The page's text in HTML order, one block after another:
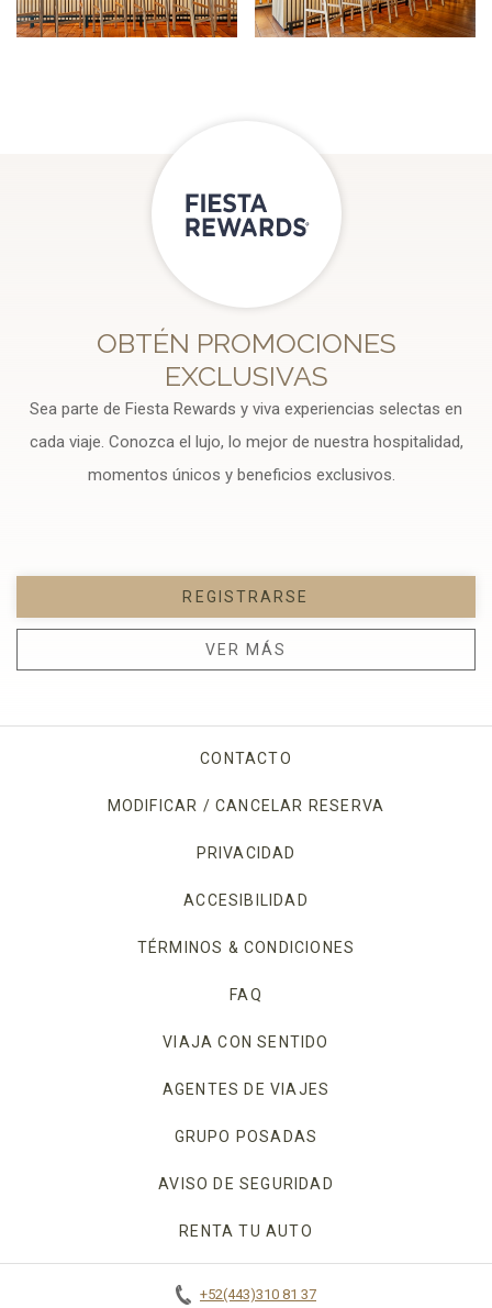
OBTÉN PROMOCIONES
EXCLUSIVAS
Sea parte de Fiesta Rewards y viva experiencias selectas en
cada viaje. Conozca el lujo, lo mejor de nuestra hospitalidad,
momentos únicos y beneficios exclusivos.
REGISTRARSE
VER MÁS
CONTACTO
MODIFICAR / CANCELAR RESERVA
PRIVACIDAD
ACCESIBILIDAD
TÉRMINOS & CONDICIONES
FAQ
VIAJA CON SENTIDO
AGENTES DE VIAJES
GRUPO POSADAS
AVISO DE SEGURIDAD
RENTA TU AUTO
+52(443)310 81 37